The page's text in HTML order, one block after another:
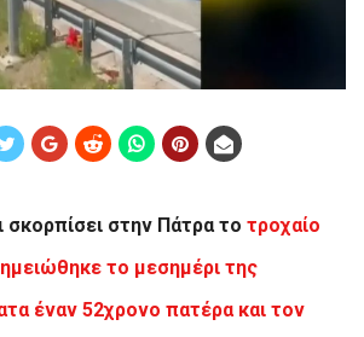
σκορπίσει στην Πάτρα το τροχαίο
το μεσημέρι της
έναν 52χρονο πατέρα και τον